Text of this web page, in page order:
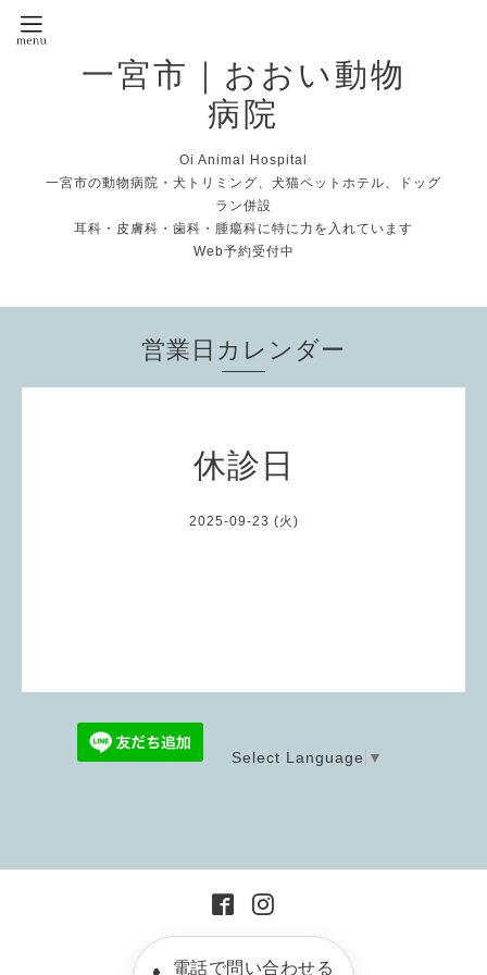
一宮市｜おおい動物
病院
Oi Animal Hospital
一宮市の動物病院・犬トリミング、犬猫ペットホテル、ドッグ
ラン併設
耳科・皮膚科・歯科・腫瘍科に特に力を入れています
Web予約受付中
営業日カレンダー
休診日
2025-09-23 (火)
Select Language ▼
電話で問い合わせる